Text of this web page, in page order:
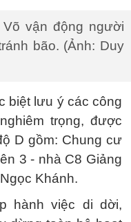
vận động người
bão. (Ảnh: Duy
biệt lưu ý các công
trọng, được
D gồm: Chung cư
3 - nhà C8 Giảng
Khánh.
hành việc di dời,